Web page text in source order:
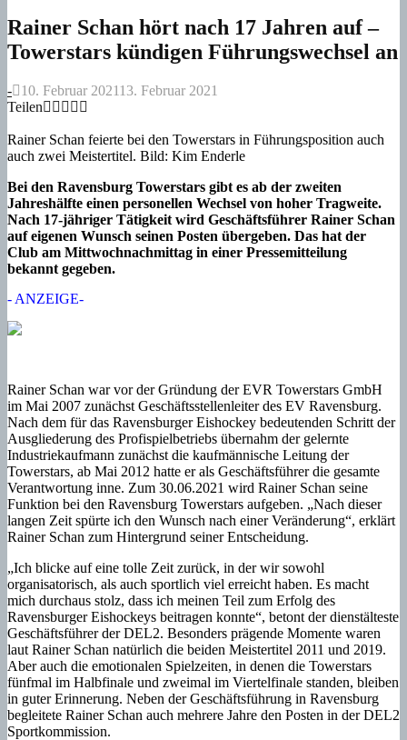
Rainer Schan hört nach 17 Jahren auf –
Towerstars kündigen Führungswechsel an
- 10. Februar 202113. Februar 2021
Teilen
Rainer Schan feierte bei den Towerstars in Führungsposition auch
auch zwei Meistertitel. Bild: Kim Enderle
Bei den Ravensburg Towerstars gibt es ab der zweiten
Jahreshälfte einen personellen Wechsel von hoher Tragweite.
Nach 17-jähriger Tätigkeit wird Geschäftsführer Rainer Schan
auf eigenen Wunsch seinen Posten übergeben. Das hat der
Club am Mittwochnachmittag in einer Pressemitteilung
bekannt gegeben.
- ANZEIGE-
Rainer Schan war vor der Gründung der EVR Towerstars GmbH
im Mai 2007 zunächst Geschäftsstellenleiter des EV Ravensburg.
Nach dem für das Ravensburger Eishockey bedeutenden Schritt der
Ausgliederung des Profispielbetriebs übernahm der gelernte
Industriekaufmann zunächst die kaufmännische Leitung der
Towerstars, ab Mai 2012 hatte er als Geschäftsführer die gesamte
Verantwortung inne. Zum 30.06.2021 wird Rainer Schan seine
Funktion bei den Ravensburg Towerstars aufgeben. „Nach dieser
langen Zeit spürte ich den Wunsch nach einer Veränderung“, erklärt
Rainer Schan zum Hintergrund seiner Entscheidung.
„Ich blicke auf eine tolle Zeit zurück, in der wir sowohl
organisatorisch, als auch sportlich viel erreicht haben. Es macht
mich durchaus stolz, dass ich meinen Teil zum Erfolg des
Ravensburger Eishockeys beitragen konnte“, betont der dienstälteste
Geschäftsführer der DEL2. Besonders prägende Momente waren
laut Rainer Schan natürlich die beiden Meistertitel 2011 und 2019.
Aber auch die emotionalen Spielzeiten, in denen die Towerstars
fünfmal im Halbfinale und zweimal im Viertelfinale standen, bleiben
in guter Erinnerung. Neben der Geschäftsführung in Ravensburg
begleitete Rainer Schan auch mehrere Jahre den Posten in der DEL2
Sportkommission.